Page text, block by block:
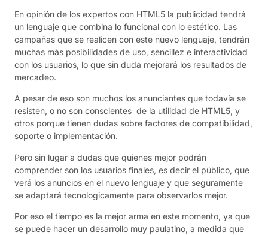
En opinión de los expertos con HTML5 la publicidad tendrá
un lenguaje que combina lo funcional con lo estético. Las
campañas que se realicen con este nuevo lenguaje, tendrán
muchas más posibilidades de uso, sencillez e interactividad
con los usuarios, lo que sin duda mejorará los resultados de
mercadeo.
A pesar de eso son muchos los anunciantes que todavía se
resisten, o no son conscientes de la utilidad de HTML5, y
otros porque tienen dudas sobre factores de compatibilidad,
soporte o implementación.
Pero sin lugar a dudas que quienes mejor podrán
comprender son los usuarios finales, es decir el público, que
verá los anuncios en el nuevo lenguaje y que seguramente
se adaptará tecnologicamente para observarlos mejor.
Por eso el tiempo es la mejor arma en este momento, ya que
se puede hacer un desarrollo muy paulatino, a medida que